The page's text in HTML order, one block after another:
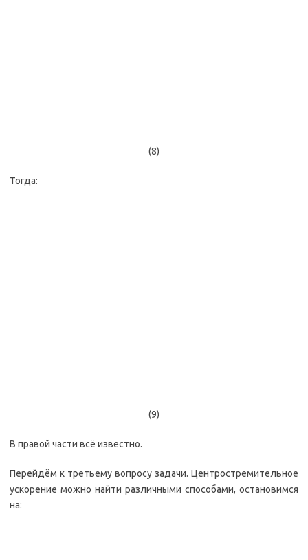
(8)
Тогда:
(9)
В правой части всё известно.
Перейдём к третьему вопросу задачи. Центростремительное
ускорение можно найти различными способами, остановимся
на: